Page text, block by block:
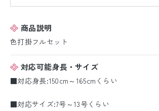
商品説明
色打掛フルセット
対応可能身長・サイズ
■対応身長:150cm～165cmくらい
■対応サイズ:7号～13号くらい